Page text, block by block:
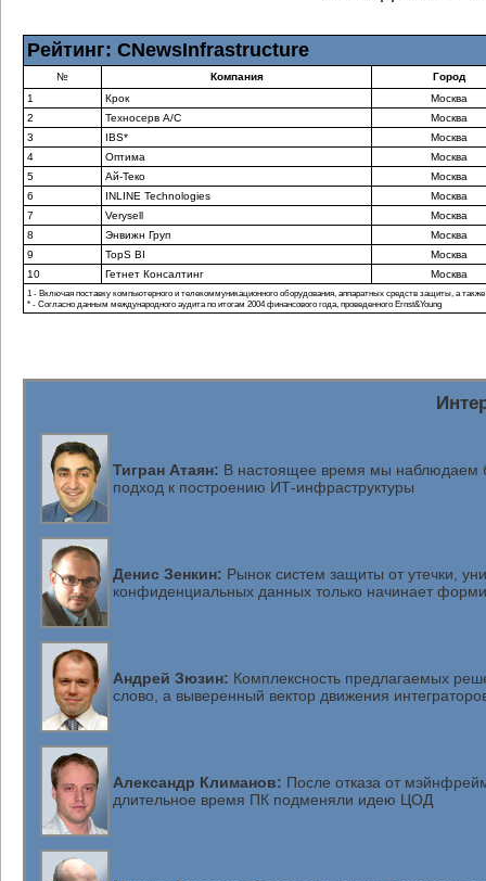
Рейтинг: CNewsInfrastructure
№ Компания
Город
1
Крок
Москва
2
Техносерв А/С
Москва
3
IBS*
Москва
4
Оптима
Москва
5
Ай-Теко
Москва
6
INLINE Technologies
Москва
7
Verysell
Москва
8
Энвижн Груп
Москва
9
TopS BI
Москва
10
Гетнет Консалтинг Москва
1 - Включая поставку компьютерного и телекоммуникационного оборудования, аппаратных средств защиты, а
* - Согласно данным международного аудита по итогам 2004 финансового года, проведенного Ernst&Young
Тигран Атаян: В настоящее время мы наблюдаем
подход к построению ИТ-инфраструктуры
Денис Зенкин: Рынок систем защиты от утечки,
конфиденциальных данных только начинает
Андрей Зюзин: Комплексность предлагаемых
слово, а выверенный вектор движения
Александр Климанов: После отказа от
длительное время ПК подменяли идею ЦОД